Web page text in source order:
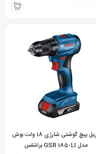
دریل پیچ گوشتی شارژی 18 ولت بوش
مدل GSR 185-LI براشلس